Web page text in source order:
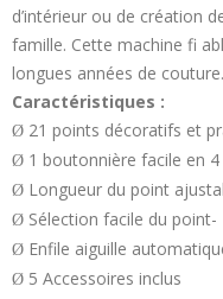
d’intérieur ou de création
famille. Cette machine fi
longues années de couture.
Caractéristiques :
Ø 21 points décoratifs et
Ø 1 boutonnière facile en
Ø Longueur du point
Ø Sélection facile du point-
Ø Enfile aiguille
Ø 5 Accessoires inclus